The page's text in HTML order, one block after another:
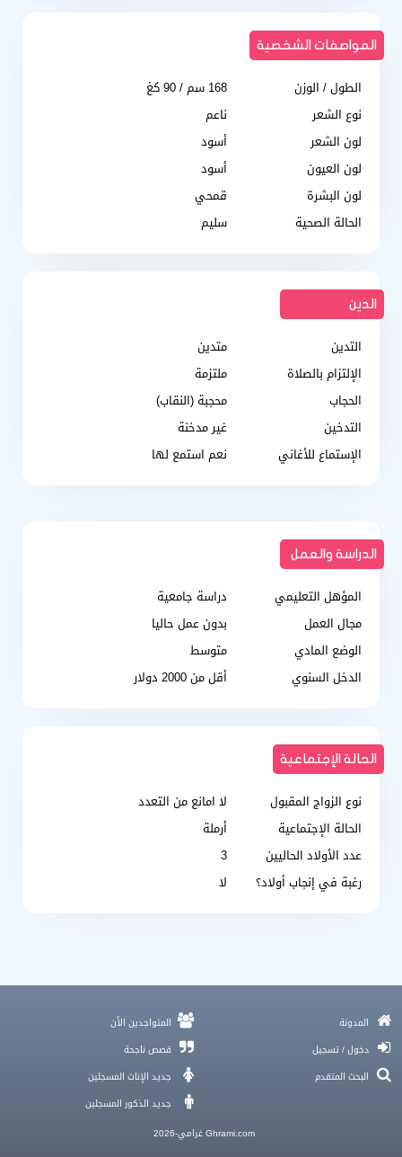
المواصفات الشخصية
الطول / الوزن
168 سم / 90 كغ
نوع الشعر
ناعم
لون الشعر
أسود
لون العيون
أسود
لون البشرة
قمحي
الحالة الصحية
سليم
الدين
التدين
متدين
الإلتزام بالصلاة
ملتزمة
الحجاب
محجبة (النقاب)
التدخين
غير مدخنة
الإستماع للأغاني
نعم استمع لها
الدراسة والعمل
المؤهل التعليمي
دراسة جامعية
مجال العمل
بدون عمل حاليا
الوضع المادي
متوسط
الدخل السنوي
أقل من 2000 دولار
الحالة الإجتماعية
نوع الزواج المقبول
لا امانع من التعدد
الحالة الإجتماعية
أرملة
عدد الأولاد الحاليين
3
رغبة في إنجاب أولاد؟
لا
برنامج شات خليجي , برنامج شات غرامي
مطلقة، أرملة، أو فوق الأربعين و الحب والزواج ممكن لكِ
ما فاتكِ شيء و الحب والزواج بانتظاركِ مهما كانت ظروفكِ
المدونة
دخول / تسجيل
البحث المتقدم
المتواجدين الأن
قصص ناجحة
جديد الإناث المسجلين
جديد الذكور المسجلين
Ghrami.com غرامي-2026